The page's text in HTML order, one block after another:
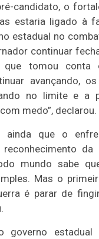
candidato, o
estaria ligado à
estadual no
continuar
que tomou conta
avançando,
no limite e a
medo”, declarou.
ainda que o
da
mundo sabe
Mas o
é parar de
governo estadual